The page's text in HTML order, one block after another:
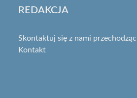
REDAKCJA
Skontaktuj się z nami
Kontakt